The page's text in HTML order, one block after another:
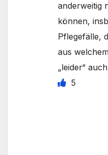
anderweitig
können,
Pflegefälle,
aus
„leider“
5